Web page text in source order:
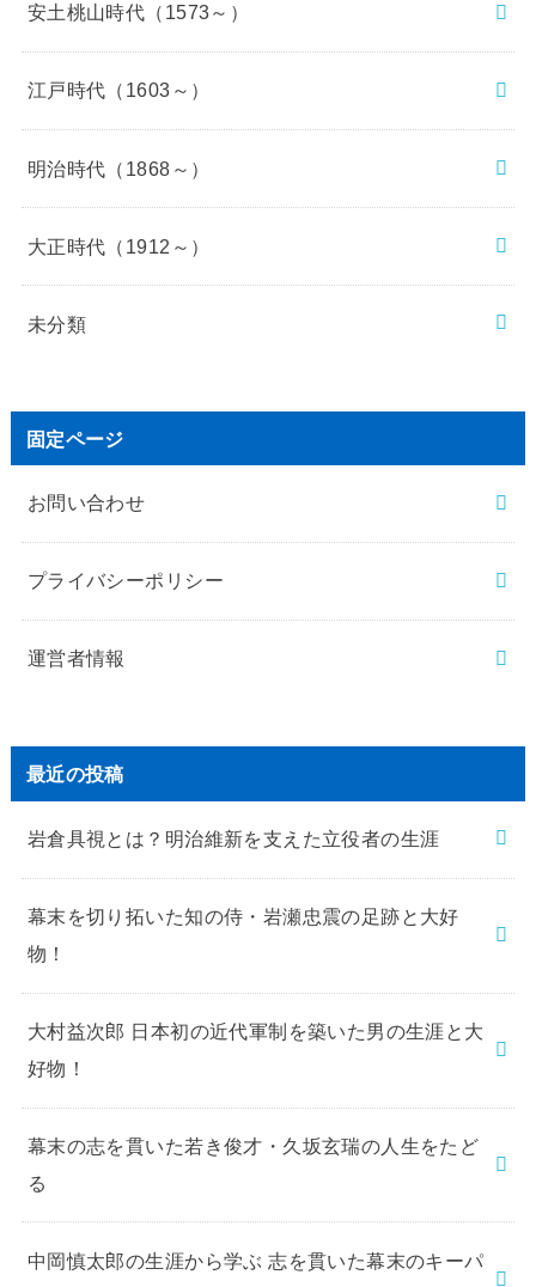
安土桃山時代（1573～）
江戸時代（1603～）
明治時代（1868～）
大正時代（1912～）
未分類
固定ページ
お問い合わせ
プライバシーポリシー
運営者情報
最近の投稿
岩倉具視とは？明治維新を支えた立役者の生涯
幕末を切り拓いた知の侍・岩瀬忠震の足跡と大好
物！
大村益次郎 日本初の近代軍制を築いた男の生涯と大
好物！
幕末の志を貫いた若き俊才・久坂玄瑞の人生をたど
る
中岡慎太郎の生涯から学ぶ 志を貫いた幕末のキーパ